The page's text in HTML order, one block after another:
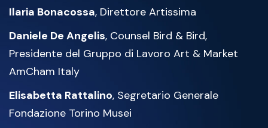
Ilaria Bonacossa, Direttore Artissima
Daniele De Angelis, Counsel Bird & Bird,
Presidente del Gruppo di Lavoro Art & Market
AmCham Italy
Elisabetta Rattalino, Segretario Generale
Fondazione Torino Musei